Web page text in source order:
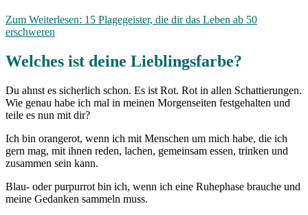
Zum Weiterlesen: 15 Plagegeister, die dir das Leben ab 50
erschweren
Welches ist deine Lieblingsfarbe?
Du ahnst es sicherlich schon. Es ist Rot. Rot in allen Schattierungen.
Wie genau habe ich mal in meinen Morgenseiten festgehalten und
teile es nun mit dir?
Ich bin orangerot, wenn ich mit Menschen um mich habe, die ich
gern mag, mit ihnen reden, lachen, gemeinsam essen, trinken und
zusammen sein kann.
Blau- oder purpurrot bin ich, wenn ich eine Ruhephase brauche und
meine Gedanken sammeln muss.